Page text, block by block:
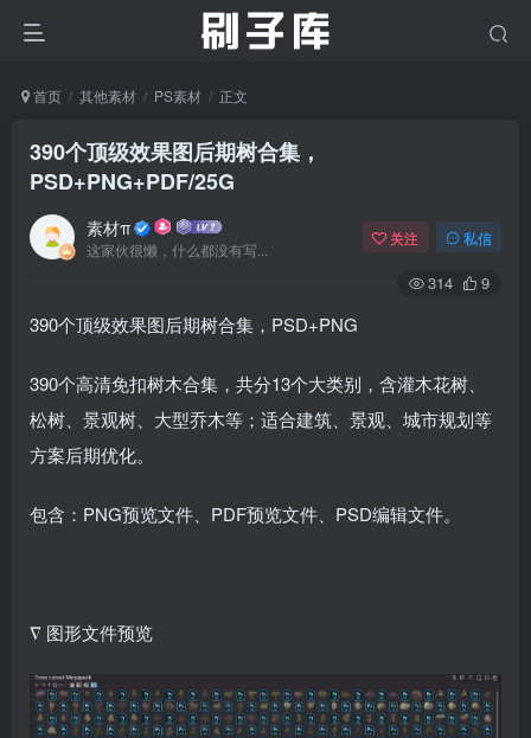
首页 其他素材 PS素材 正文
390个顶级效果图后期树合集，
PSD+PNG+PDF/25G
素材π
这家伙很懒，什么都没有写...
关注 私信
314 9
390个顶级效果图后期树合集，PSD+PNG
390个高清免扣树木合集，共分13个大类别，含灌木花树、
松树、景观树、大型乔木等；适合建筑、景观、城市规划等
方案后期优化。
包含：PNG预览文件、PDF预览文件、PSD编辑文件。
∇ 图形文件预览